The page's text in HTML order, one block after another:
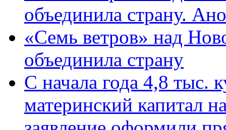
объединила страну.
«Семь ветров» над
объединила страну
С начала года 4,8 тыс.
материнский капитал